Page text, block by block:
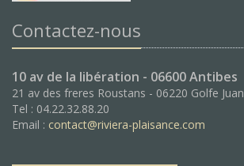
Contactez-nous
10 av de la libération - 06600 Antibes
21 av des freres Roustans - 06220 Golfe Juan
Tel : 04.22.32.88.20
Email : contact@riviera-plaisance.com